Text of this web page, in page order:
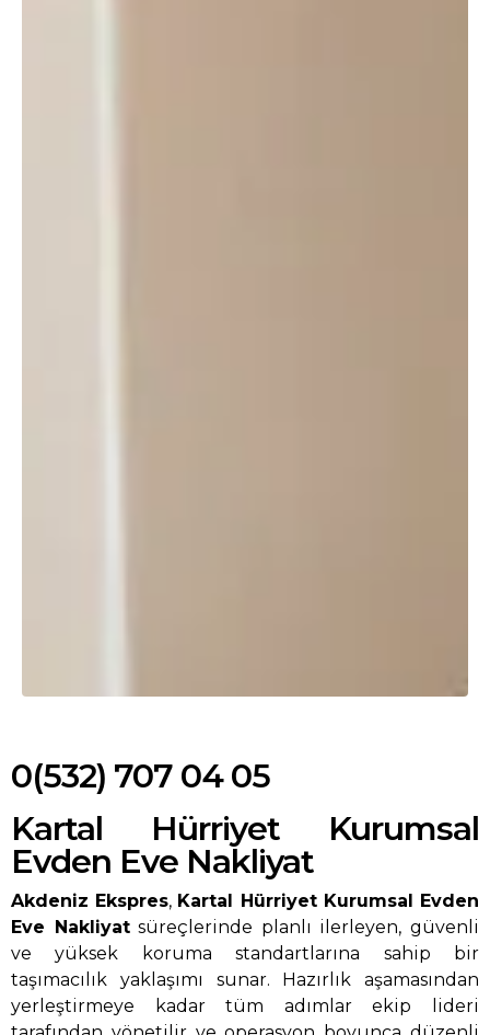
0(532) 707 04 05
Kartal Hürriyet Kurumsal
Evden Eve Nakliyat
Akdeniz Ekspres, Kartal Hürriyet Kurumsal Evden
Eve Nakliyatsüreçlerinde planlı ilerleyen, güvenli
ve yüksek koruma standartlarına sahip bir
taşımacılık yaklaşımı sunar. Hazırlık aşamasından
yerleştirmeye kadar tüm adımlar ekip lideri